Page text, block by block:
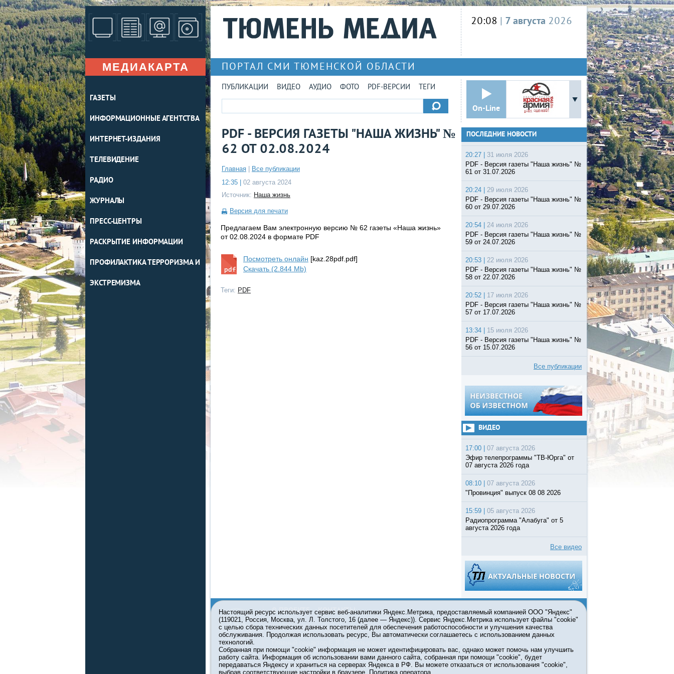
МЕДИАКАРТА
ГАЗЕТЫ
ИНФОРМАЦИОННЫЕ АГЕНТСТВА
ИНТЕРНЕТ-ИЗДАНИЯ
ТЕЛЕВИДЕНИЕ
РАДИО
ЖУРНАЛЫ
ПРЕСС-ЦЕНТРЫ
РАСКРЫТИЕ ИНФОРМАЦИИ
ПРОФИЛАКТИКА ТЕРРОРИЗМА И
ЭКСТРЕМИЗМА
20:08 | 7 августа 2026
ПОРТАЛ СМИ ТЮМЕНСКОЙ ОБЛАСТИ
ПУБЛИКАЦИИ ВИДЕО АУДИО ФОТО PDF-ВЕРСИИ ТЕГИ
On-Line
PDF - ВЕРСИЯ ГАЗЕТЫ "НАША ЖИЗНЬ" №
62 ОТ 02.08.2024
Главная
Все публикации
12:35 |
02 августа 2024
Источник: Наша жизнь
Версия для печати
Предлагаем Вам электронную версию № 62 газеты «Наша жизнь»
от 02.08.2024 в формате PDF
Посмотреть онлайн [kaz.28pdf.pdf]
Скачать (2.844 Mb)
Теги: PDF
ПОСЛЕДНИЕ НОВОСТИ
20:27 |
31 июля 2026
PDF - Версия газеты "Наша жизнь" №
61 от 31.07.2026
20:24 |
29 июля 2026
PDF - Версия газеты "Наша жизнь" №
60 от 29.07.2026
20:54 |
24 июля 2026
PDF - Версия газеты "Наша жизнь" №
59 от 24.07.2026
20:53 |
22 июля 2026
PDF - Версия газеты "Наша жизнь" №
58 от 22.07.2026
20:52 |
17 июля 2026
PDF - Версия газеты "Наша жизнь" №
57 от 17.07.2026
13:34 |
15 июля 2026
PDF - Версия газеты "Наша жизнь" №
56 от 15.07.2026
Все публикации
ВИДЕО
17:00 |
07 августа 2026
Эфир телепрограммы "ТВ-Юрга" от
07 августа 2026 года
08:10 |
07 августа 2026
"Провинция" выпуск 08 08 2026
15:59 |
05 августа 2026
Радиопрограмма "Алабуга" от 5
августа 2026 года
Все видео
О ПРОЕКТЕ КОНТАКТЫ
© 2001-2026 Сетевое издание Тюмень Медиа. При использовании материалов ссылка
обязательна.
Информационная лента выходит при финансовой поддержке правительства Тюменской
области. Свидетельство о регистрации СМИ ЭЛ №ФС 77-67413 от 13.10.2016 выдано
Федеральной службой по надзору в сфере связи, информационных технологий и массовых
Настоящий ресурс использует сервис веб-аналитики Яндекс.Метрика, предоставляемый компанией ООО "Яндекс"
(119021, Россия, Москва, ул. Л. Толстого, 16 (далее — Яндекс)). Сервис Яндекс.Метрика использует файлы "cookie"
с целью сбора технических данных посетителей для обеспечения работоспособности и улучшения качества
обслуживания. Продолжая использовать ресурс, Вы автоматически соглашаетесь с использованием данных
технологий.
Собранная при помощи "cookie" информация не может идентифицировать вас, однако может помочь нам улучшить
работу сайта. Информация об использовании вами данного сайта, собранная при помощи "cookie", будет
передаваться Яндексу и храниться на серверах Яндекса в РФ. Вы можете отказаться от использования "cookie",
выбрав соответствующие настройки в браузере.
Политика оператора